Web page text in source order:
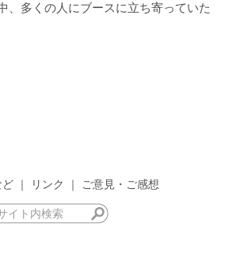
多くの人にブースに立ち寄っていた
ど ｜ リンク ｜ ご意見・ご感想